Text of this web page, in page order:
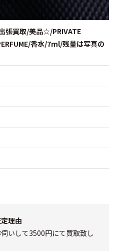
張買取/美品☆/PRIVATE
香水/7ml/残量は写真の
理由
いして3500円にて買取致し